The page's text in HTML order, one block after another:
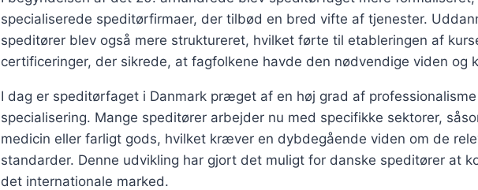
specialiserede speditørfirmaer, der tilbød en bred vifte af tjenester.
speditører blev også mere struktureret, hvilket førte til etableringen af
certificeringer, der sikrede, at fagfolkene havde den nødvendige viden og
I dag er speditørfaget i Danmark præget af en høj grad af
specialisering. Mange speditører arbejder nu med specifikke sektorer,
medicin eller farligt gods, hvilket kræver en dybdegående viden om de
standarder. Denne udvikling har gjort det muligt for danske speditører at
det internationale marked.